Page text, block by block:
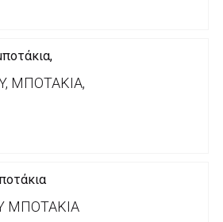
για αγορές κάτω των 50€
παραγγέλνει ο χρήστης μέσω
ΜΠΟΤΆΚΙΑ,
ΜΠΟΤΆΚΙΑ